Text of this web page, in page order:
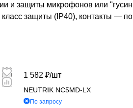
и защиты микрофонов или
защиты (IP40), контакты —
1 582 ₽/шт
NEUTRIK NC5MD-LX
По запросу